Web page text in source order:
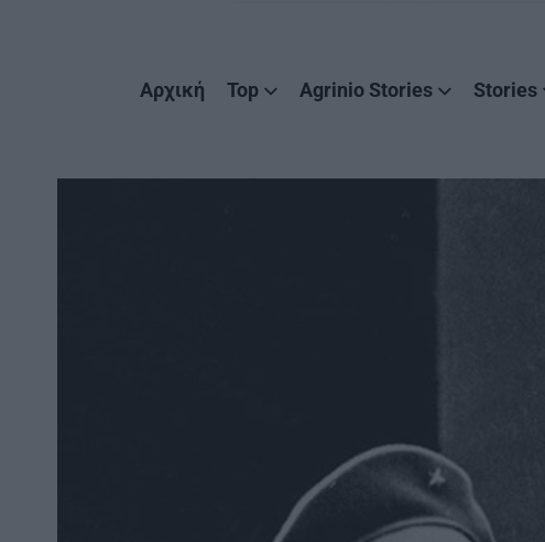
Αρχική Top Agrinio Stories Stories